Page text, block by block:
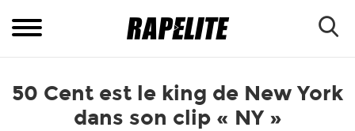
50 Cent est le king de New York
dans son clip « NY »